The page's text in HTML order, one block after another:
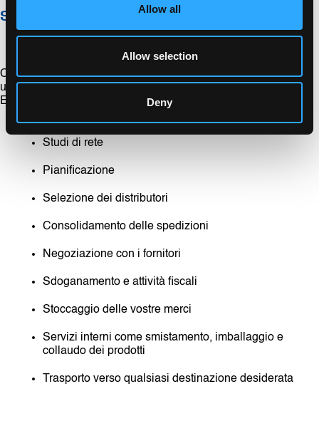
Allow all
Allow selection
Deny
Soluzione integrata per la catena di fornitura
Con la nostra gamma completa di servizi logistici, vi offriamo
una soluzione integrata per la catena di fornitura. LOGISTEED
Europe gestisce tutte le attività legate alla logistica, tra cui:
Studi di rete
Pianificazione
Selezione dei distributori
Consolidamento delle spedizioni
Negoziazione con i fornitori
Sdoganamento e attività fiscali
Stoccaggio delle vostre merci
Servizi interni come smistamento, imballaggio e
collaudo dei prodotti
Trasporto verso qualsiasi destinazione desiderata